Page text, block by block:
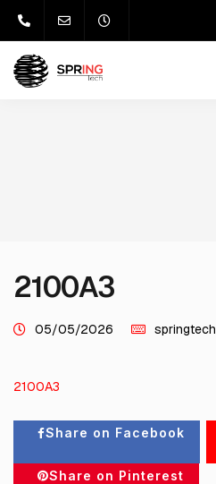
2100A3
05/05/2026 springtech
2100A3
Share on Facebook
Share on Pinterest